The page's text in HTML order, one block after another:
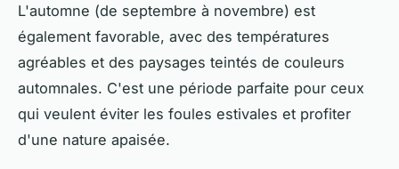
L'automne (de septembre à novembre) est
également favorable, avec des températures
agréables et des paysages teintés de couleurs
automnales. C'est une période parfaite pour ceux
qui veulent éviter les foules estivales et profiter
d'une nature apaisée.